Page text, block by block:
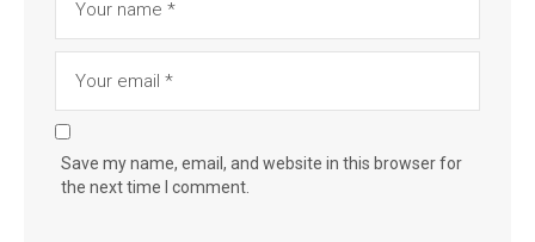
Save my name, email, and website in this browser for
the next time I comment.